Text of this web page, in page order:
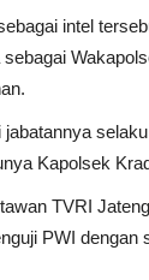
intel
Kapolsek
TVRI
PWI dengan
UMKM & Ekonomi